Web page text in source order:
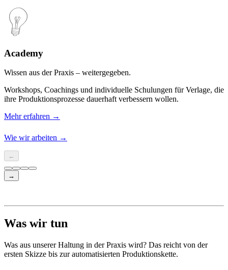
Academy
Wissen aus der Praxis – weitergegeben.
Workshops, Coachings und individuelle Schulungen für Verlage, die
ihre Produktionsprozesse dauerhaft verbessern wollen.
Mehr erfahren →
Wie wir arbeiten →
←
→
Was wir tun
Was aus unserer Haltung in der Praxis wird? Das reicht von der
ersten Skizze bis zur automatisierten Produktionskette.